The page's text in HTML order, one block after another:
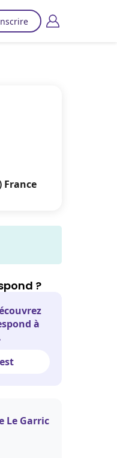
France
?
à
Le Garric